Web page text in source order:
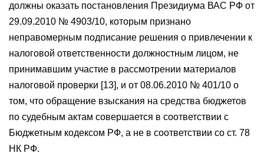
должны оказать постановления Президиума ВАС РФ от
29.09.2010 № 4903/10, которым признано
неправомерным подписание решения о привлечении к
налоговой ответственности должностным лицом, не
принимавшим участие в рассмотрении материалов
налоговой проверки [13], и от 08.06.2010 № 401/10 о
том, что обращение взыскания на средства бюджетов
по судебным актам совершается в соответствии с
Бюджетным кодексом РФ, а не в соответствии со ст. 78
НК РФ.